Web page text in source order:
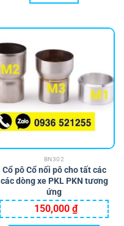
BN302
Cổ pô Cổ nối pô cho tất các
các dòng xe PKL PKN tương
ứng
150,000 ₫